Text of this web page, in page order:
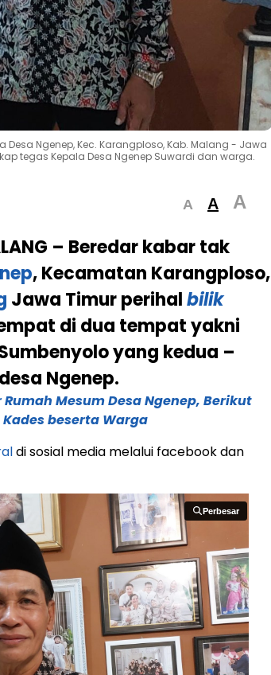
Ngenep, Kec. Karangploso, Kab. Malang - Jawa
tegas Kepala Desa Ngenep Suwardi dan warga.
A A A
– Beredar kabar tak
, Kecamatan Karangploso,
Jawa Timur perihalbilik
di dua tempat yakni
yang kedua –
Ngenep.
Rumah Mesum Desa Ngenep, Berikut
beserta Warga
di sosial media melalui facebook dan
Perbesar
Perbesar